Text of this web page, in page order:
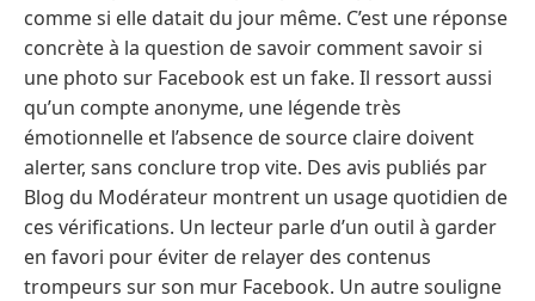
comme si elle datait du jour même. C’est une réponse
concrète à la question de savoir comment savoir si
une photo sur Facebook est un fake. Il ressort aussi
qu’un compte anonyme, une légende très
émotionnelle et l’absence de source claire doivent
alerter, sans conclure trop vite. Des avis publiés par
Blog du Modérateur montrent un usage quotidien de
ces vérifications. Un lecteur parle d’un outil à garder
en favori pour éviter de relayer des contenus
trompeurs sur son mur Facebook. Un autre souligne